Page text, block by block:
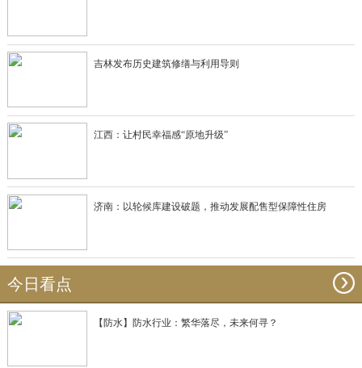
吉林发布历史建筑修缮与利用导则
江西：让村民幸福感“原地升级”
济南：以轮候库建设破题，推动发展配售型保障性住房
今日看点
【防水】防水行业：繁华落尽，未来何寻？